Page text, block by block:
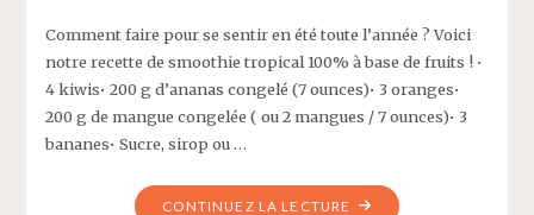
Comment faire pour se sentir en été toute l’année ? Voici
notre recette de smoothie tropical 100% à base de fruits ! •
4 kiwis• 200 g d’ananas congelé (7 ounces)• 3 oranges•
200 g de mangue congelée ( ou 2 mangues / 7 ounces)• 3
bananes• Sucre, sirop ou …
CONTINUEZ LA LECTURE
"SMOOTHIE